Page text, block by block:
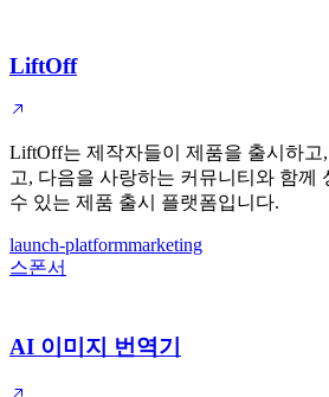
LiftOff
LiftOff는 제작자들이 제품을 출시하고
고, 다음을 사랑하는 커뮤니티와 함께
수 있는 제품 출시 플랫폼입니다.
launch-platformmarketing
스폰서
AI 이미지 번역기